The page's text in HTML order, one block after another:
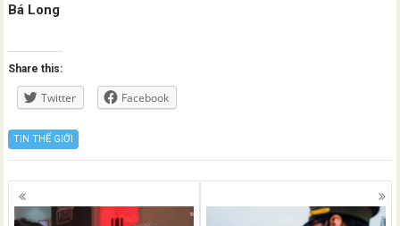
Bá Long
Share this:
Twitter Facebook
TIN THẾ GIỚI
Posts
navigation